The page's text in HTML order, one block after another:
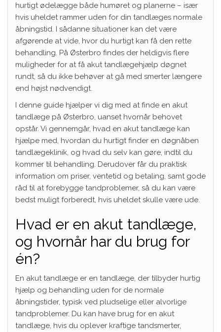
hurtigt ødelægge både humøret og planerne – især
hvis uheldet rammer uden for din tandlæges normale
åbningstid. I sådanne situationer kan det være
afgørende at vide, hvor du hurtigt kan få den rette
behandling. På Østerbro findes der heldigvis flere
muligheder for at få akut tandlægehjælp døgnet
rundt, så du ikke behøver at gå med smerter længere
end højst nødvendigt.
I denne guide hjælper vi dig med at finde en akut
tandlæge på Østerbro, uanset hvornår behovet
opstår. Vi gennemgår, hvad en akut tandlæge kan
hjælpe med, hvordan du hurtigt finder en døgnåben
tandlægeklinik, og hvad du selv kan gøre, indtil du
kommer til behandling. Derudover får du praktisk
information om priser, ventetid og betaling, samt gode
råd til at forebygge tandproblemer, så du kan være
bedst muligt forberedt, hvis uheldet skulle være ude.
Hvad er en akut tandlæge,
og hvornår har du brug for
én?
En akut tandlæge er en tandlæge, der tilbyder hurtig
hjælp og behandling uden for de normale
åbningstider, typisk ved pludselige eller alvorlige
tandproblemer. Du kan have brug for en akut
tandlæge, hvis du oplever kraftige tandsmerter,